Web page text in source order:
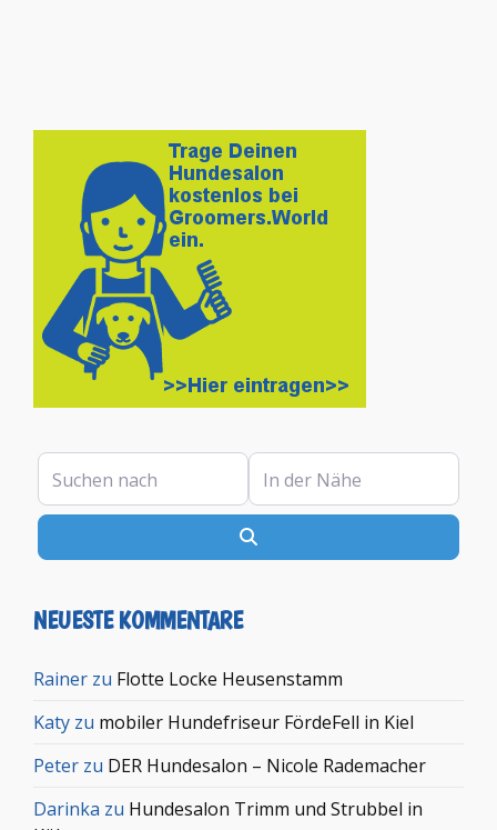
Suchen nach In der Nähe
NEUESTE KOMMENTARE
Rainer zu Flotte Locke Heusenstamm
Katy zu mobiler Hundefriseur FördeFell in Kiel
Peter zu DER Hundesalon – Nicole Rademacher
Darinka zu Hundesalon Trimm und Strubbel in